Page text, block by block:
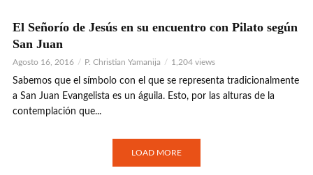
El Señorío de Jesús en su encuentro con Pilato según
San Juan
Agosto 16, 2016 P. Christian Yamanija 1,204 views
Sabemos que el símbolo con el que se representa tradicionalmente
a San Juan Evangelista es un águila. Esto, por las alturas de la
contemplación que...
LOAD MORE